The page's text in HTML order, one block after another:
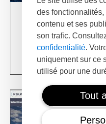
03/06/24
des
contenu et ses
son trafic.
confidentialité.
uniquement sur ce
utilisé pour une
Tout